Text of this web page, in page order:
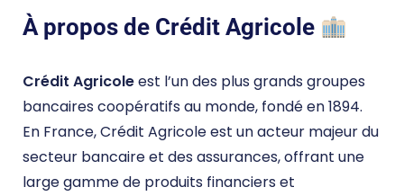
À propos de Crédit Agricole
Crédit Agricoleest l’un des plus grands groupes
bancaires coopératifs au monde, fondé en 1894.
En France, Crédit Agricole est un acteur majeur du
secteur bancaire et des assurances, offrant une
large gamme de produits financiers et